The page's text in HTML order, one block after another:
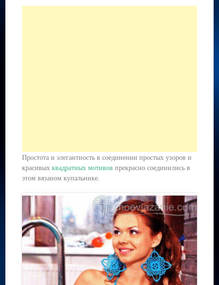
Простота и элегантность в соединении простых узоров и
красивыхквадратных мотивов прекрасно соединились в
этом вязаном купальнике.